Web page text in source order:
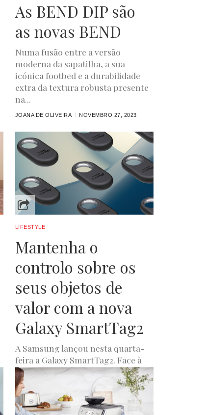
As BEND DIP são
as novas BEND
Numa fusão entre a versão
moderna da sapatilha, a sua
icónica footbed e a durabilidade
extra da textura robusta presente
na...
JOANA DE OLIVEIRA NOVEMBRO 27, 2023
LIFESTYLE
Mantenha o
controlo sobre os
seus objetos de
valor com a nova
Galaxy SmartTag2
A Samsung lançou nesta quarta-
feira a Galaxy SmartTag2. Face à
versão anterior, esta permite
novas e melhores formas de
manter o...
LUXWOMAN OUTUBRO 13, 2023